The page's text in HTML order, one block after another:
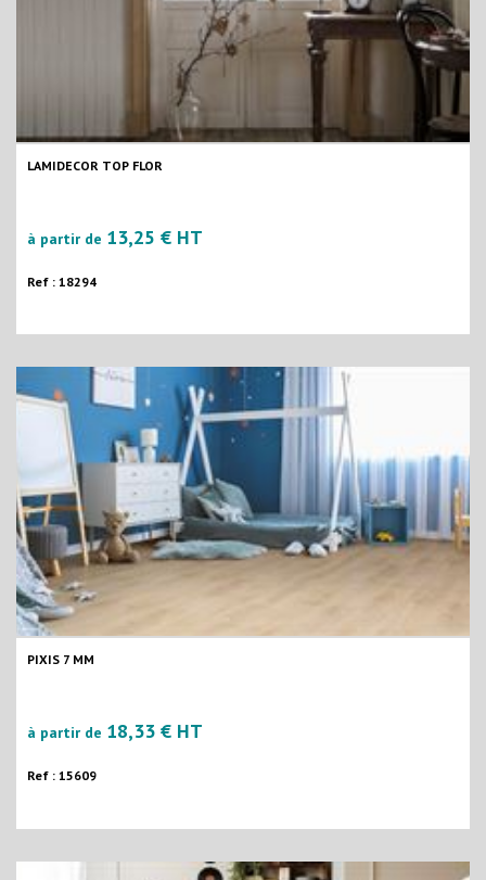
LAMIDECOR TOP FLOR
à partir de 13,25 € HT
Ref : 18294
PIXIS 7 MM
à partir de 18,33 € HT
Ref : 15609